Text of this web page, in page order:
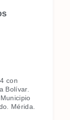
con
Bolívar.
Mérida.